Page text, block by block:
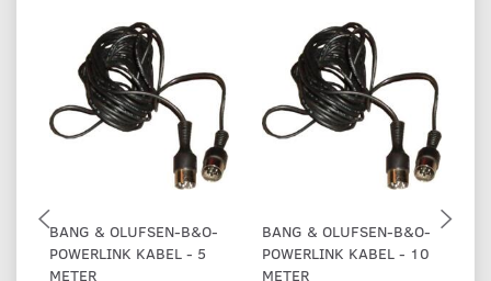
BANG & OLUFSEN-B&O-
POWERLINK KABEL - 5
METER
BANG & OLUFSEN-B&O-
POWERLINK KABEL - 10
METER